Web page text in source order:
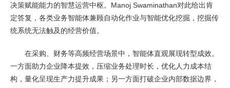
决策赋能能力的智慧运营中枢。Manoj Swaminathan对此给出肯
定答复，各类业务智能体兼顾自动化作业与智能优化挖掘，挖掘传
统系统无法触及的经营价值。
在采购、财务等高频经营场景中，智能体直观展现转型成效。
一方面助力企业降本提效，压缩业务处理时长，优化人力成本结
构，量化呈现生产力提升成果；另一方面打破企业内部数据边界，